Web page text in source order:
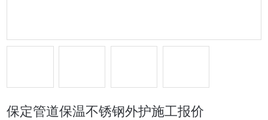
保定管道保温不锈钢外护施工报价